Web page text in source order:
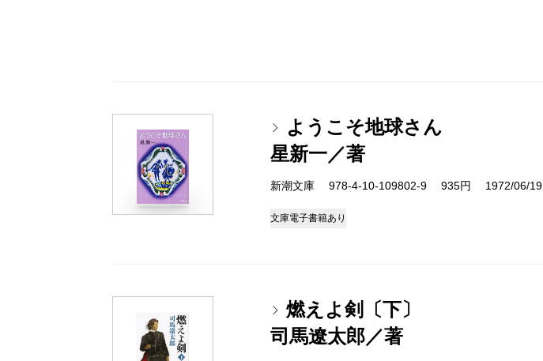
ようこそ地球さん
星新一／著
新潮文庫 978-4-10-109802-9 935円 1972/06/19
文庫電子書籍あり
燃えよ剣〔下〕
司馬遼太郎／著